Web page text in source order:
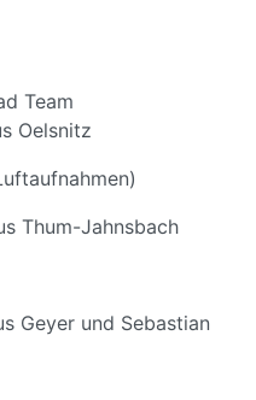
Team
Oelsnitz
Thum-Jahnsbach
Geyer und Sebastian